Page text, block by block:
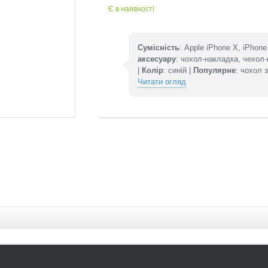
Є в наявності
Сумісність: Apple iPhone X,
аксесуару: чохол-накладка,
Колір: синій | Популярне: чохол
Читати огляд